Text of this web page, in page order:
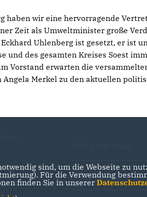
haben wir eine hervorragende
Zeit als Umweltminister große
Uhlenberg ist gesetzt, er ist
und des gesamten Kreises Soest
Vorstand erwarten die
Merkel zu den aktuellen
CDU NRW
sind, um die Webseite zu
Für die Verwendung
finden Sie in unserer